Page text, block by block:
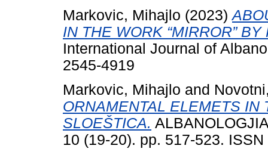
Markovic, Mihajlo (2023)
IN THE WORK “MIRROR”
International Journal of
2545-4919
Markovic, Mihajlo and
ORNAMENTAL ELEMETS IN
SLOEŠTICA.
10 (19-20). pp. 517-523.